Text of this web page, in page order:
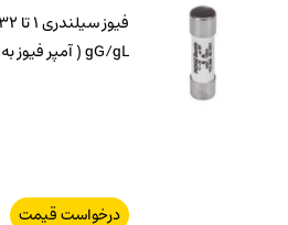
gG/gL ( آمپر فیوز به انتخاب )
درخواست قیمت